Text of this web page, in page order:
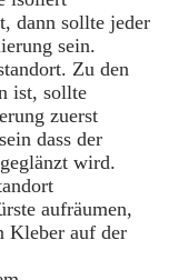
dann sollte jeder
sein.
Zu den
ist, sollte
zuerst
dass der
wird.
aufräumen,
Kleber auf der